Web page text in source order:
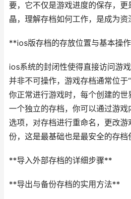
要，它不仅是游戏进度的保存，更
晶，理解存档如何工作，是成为资
**ios版存档的存放位置与基本操
ios系统的封闭性使得直接访问游
并非不可操作，游戏存档通常位于
你正常进行游戏时，每个创建的
一个独立的存档，你可以通过游戏
选项，对存档进行重命名，更改
份，这是最基础也是最安全的存档
**导入外部存档的详细步骤**
**导出与备份存档的实用方法**